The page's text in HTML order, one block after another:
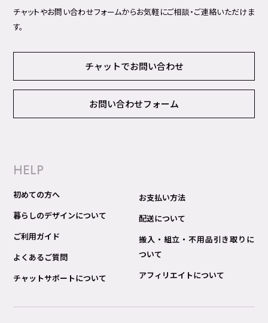
チャットやお問い合わせフォームからお気軽にご相談・ご連絡いただけま
す。
チャットでお問い合わせ
お問い合わせフォーム
HELP
初めての方へ
暮らしのデザインについて
ご利用ガイド
よくあるご質問
チャットサポートについて
お支払い方法
配送について
搬入・組立・不用品引き取りに
ついて
アフィリエイトについて